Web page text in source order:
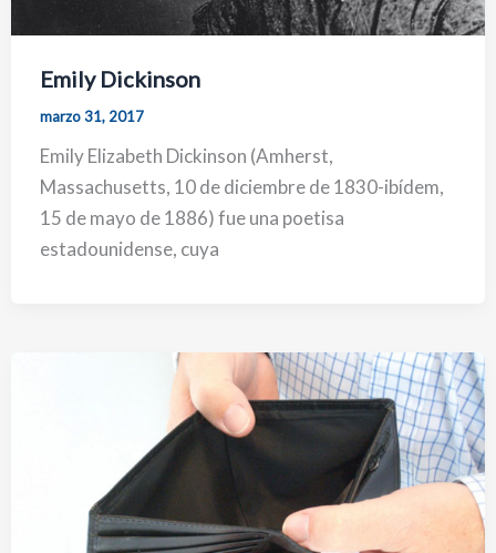
Emily Dickinson
marzo 31, 2017
Emily Elizabeth Dickinson (Amherst,
Massachusetts, 10 de diciembre de 1830-ibídem,
15 de mayo de 1886) fue una poetisa
estadounidense, cuya